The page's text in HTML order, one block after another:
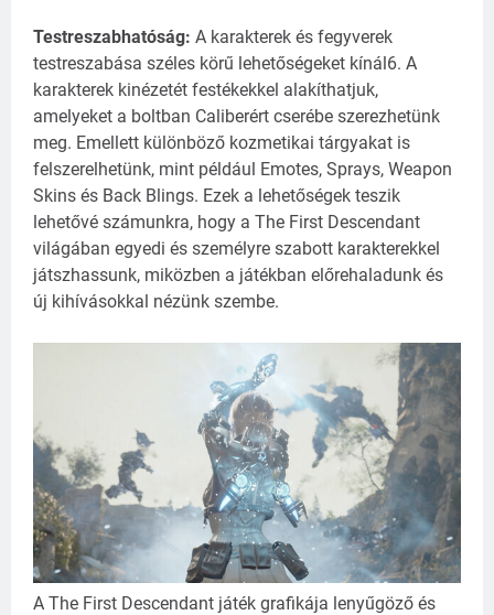
Testreszabhatóság: A karakterek és fegyverek
testreszabása széles körű lehetőségeket kínál6. A
karakterek kinézetét festékekkel alakíthatjuk,
amelyeket a boltban Caliberért cserébe szerezhetünk
meg. Emellett különböző kozmetikai tárgyakat is
felszerelhetünk, mint például Emotes, Sprays, Weapon
Skins és Back Blings. Ezek a lehetőségek teszik
lehetővé számunkra, hogy a The First Descendant
világában egyedi és személyre szabott karakterekkel
játszhassunk, miközben a játékban előrehaladunk és
új kihívásokkal nézünk szembe.
A The First Descendant játék grafikája lenyűgöző és